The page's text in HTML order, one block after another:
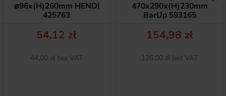
⌀96x(H)260mm HENDI
425763
Cena
54,12 zł
Netto
44,00 zł bez VAT
470x290x(H)230mm
BarUp 593165
Cena
154,98 zł
Netto
126,00 zł bez VAT